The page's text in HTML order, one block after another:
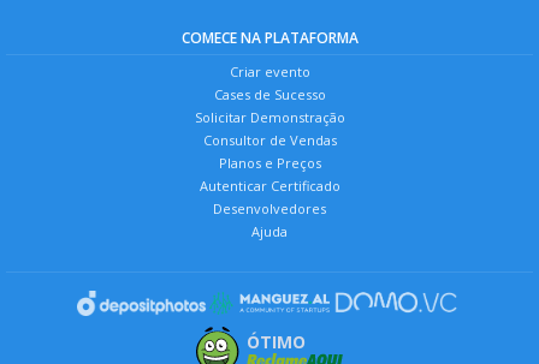
COMECE NA PLATAFORMA
Criar evento
Cases de Sucesso
Solicitar Demonstração
Consultor de Vendas
Planos e Preços
Autenticar Certificado
Desenvolvedores
Ajuda
ÓTIMO